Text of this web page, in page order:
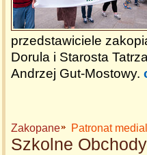
przedstawiciele
Dorula i Starosta
Andrzej Gut-Mostowy.
Zakopane Patronat
Szkolne